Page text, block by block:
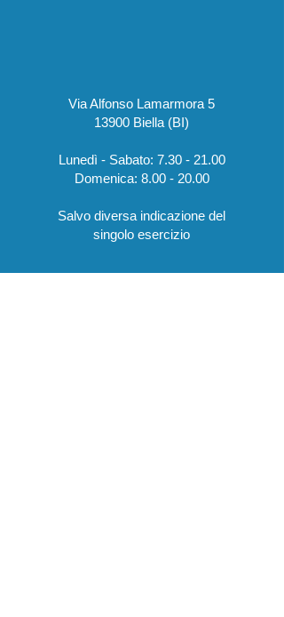
Via Alfonso Lamarmora 5
13900 Biella (BI)
Lunedì - Sabato: 7.30 - 21.00
​Domenica: 8.00 - 20.00
Salvo diversa indicazione del
singolo esercizio